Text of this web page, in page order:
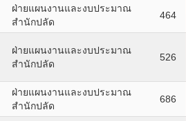
ฝ่ายแผนงานและงบประมาณ
สำนักปลัด
464
ฝ่ายแผนงานและงบประมาณ
สำนักปลัด
526
ฝ่ายแผนงานและงบประมาณ
สำนักปลัด
686